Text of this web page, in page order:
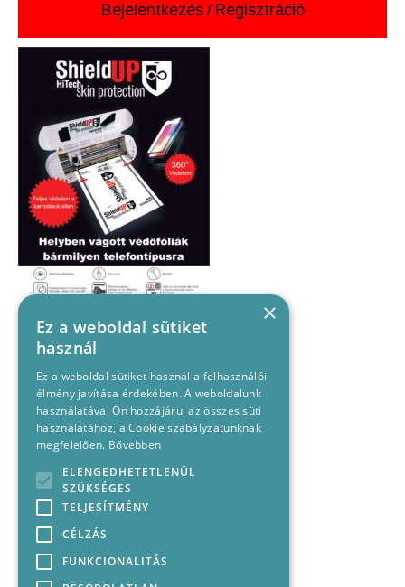
Bejelentkezés / Regisztráció
×
Ez a weboldal sütiket
használ
Ez a weboldal sütiket használ a felhasználói
élmény javítása érdekében. A weboldalunk
használatával Ön hozzájárul az összes süti
használatához, a Cookie szabályzatunknak
megfelelően. Bővebben
ELENGEDHETETLENÜL
SZÜKSÉGES
TELJESÍTMÉNY
CÉLZÁS
FUNKCIONALITÁS